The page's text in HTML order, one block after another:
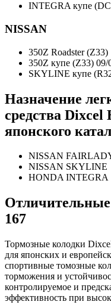
INTEGRA купе
NISSAN
350Z Roadster (Z33)
350Z купе (Z33) 09/
SKYLINE купе
Назначение
средства Dixcel
японского
NISSAN
NISSAN SKYLINE
HONDA
Отличительные
167
Тормозные колодки
для японских и
спортивные томозные
торможения и
контролируемое и
эффективность при